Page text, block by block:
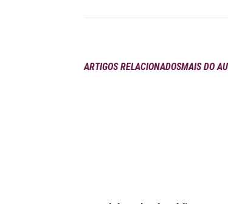
ARTIGOS RELACIONADOSMAIS DO